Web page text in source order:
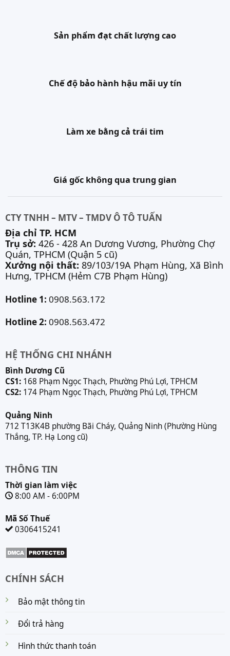
Sản phẩm đạt chất lượng cao
Chế độ bảo hành hậu mãi uy tín
Làm xe bằng cả trái tim
Giá gốc không qua trung gian
CTY TNHH – MTV – TMDV Ô TÔ TUẤN
Địa chỉ TP. HCM
Trụ sở: 426 - 428 An Dương Vương, Phường Chợ
Quán, TPHCM (Quận 5 cũ)
Xưởng nội thất: 89/103/19A Phạm Hùng, Xã Bình
Hưng, TPHCM (Hẻm C7B Phạm Hùng)
Hotline 1: 0908.563.172
Hotline 2: 0908.563.472
HỆ THỐNG CHI NHÁNH
Bình Dương Cũ
CS1:168 Phạm Ngọc Thạch, Phường Phú Lợi, TPHCM
CS2:174 Phạm Ngọc Thạch, Phường Phú Lợi, TPHCM
Quảng Ninh
712 T13K4B phường Bãi Cháy, Quảng Ninh (Phường Hùng
Thắng, TP. Hạ Long cũ)
THÔNG TIN
Thời gian làm việc
8:00 AM - 6:00PM
Mã Số Thuế
0306415241
CHÍNH SÁCH
Bảo mật thông tin
Đổi trả hàng
Hình thức thanh toán